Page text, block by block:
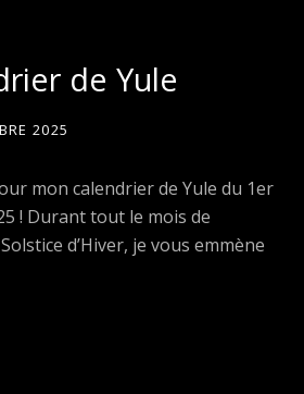
de Yule
2025
mon calendrier de Yule du 1er
! Durant tout le mois de
d’Hiver, je vous emmène